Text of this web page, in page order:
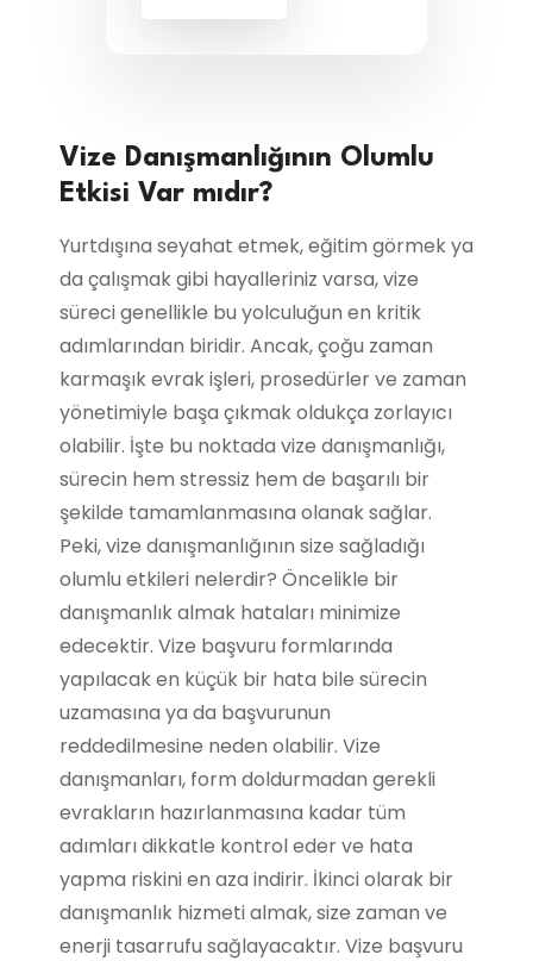
Vize Danışmanlığının Olumlu
Etkisi Var mıdır?
Yurtdışına seyahat etmek, eğitim görmek ya
da çalışmak gibi hayalleriniz varsa, vize
süreci genellikle bu yolculuğun en kritik
adımlarından biridir. Ancak, çoğu zaman
karmaşık evrak işleri, prosedürler ve zaman
yönetimiyle başa çıkmak oldukça zorlayıcı
olabilir. İşte bu noktada vize danışmanlığı,
sürecin hem stressiz hem de başarılı bir
şekilde tamamlanmasına olanak sağlar.
Peki, vize danışmanlığının size sağladığı
olumlu etkileri nelerdir? Öncelikle bir
danışmanlık almak hataları minimize
edecektir. Vize başvuru formlarında
yapılacak en küçük bir hata bile sürecin
uzamasına ya da başvurunun
reddedilmesine neden olabilir. Vize
danışmanları, form doldurmadan gerekli
evrakların hazırlanmasına kadar tüm
adımları dikkatle kontrol eder ve hata
yapma riskini en aza indirir. İkinci olarak bir
danışmanlık hizmeti almak, size zaman ve
enerji tasarrufu sağlayacaktır. Vize başvuru